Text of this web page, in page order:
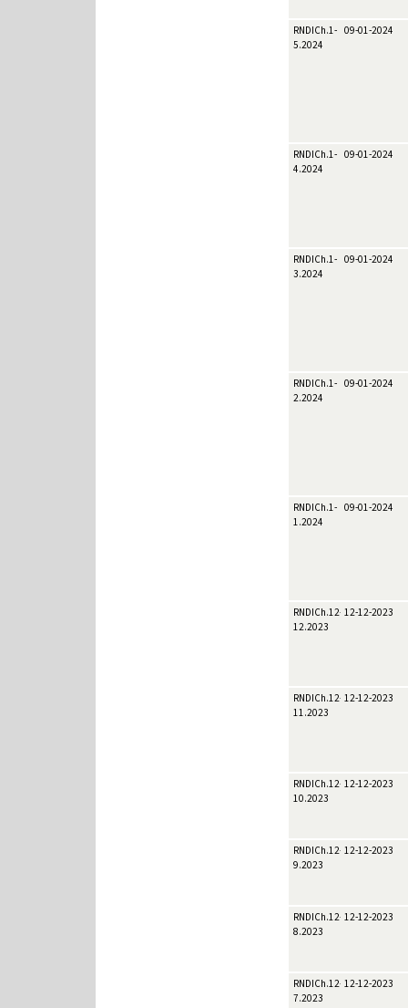
RNDICh.1-
5.2024
09-01-2024
RNDICh.1-
4.2024
09-01-2024
RNDICh.1-
3.2024
09-01-2024
RNDICh.1-
2.2024
09-01-2024
RNDICh.1-
1.2024
09-01-2024
RNDICh.12-
12.2023
12-12-2023
RNDICh.12-
11.2023
12-12-2023
RNDICh.12-
10.2023
12-12-2023
RNDICh.12-
9.2023
12-12-2023
RNDICh.12-
8.2023
12-12-2023
RNDICh.12-
7.2023
12-12-2023